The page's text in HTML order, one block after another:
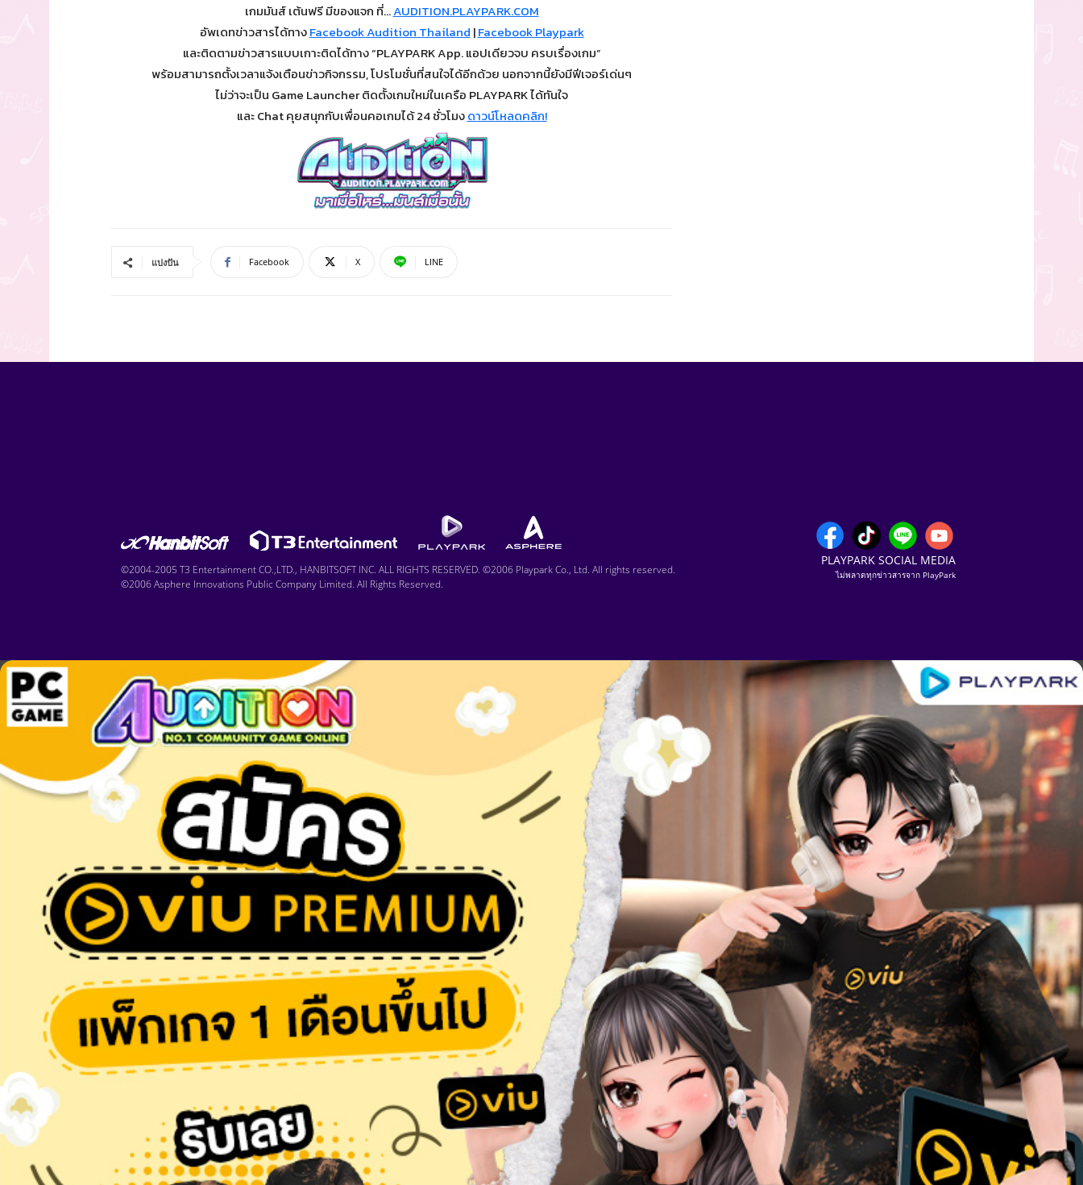
เกมมันส์ เต้นฟรี มีของแจก ที่…AUDITION.PLAYPARK.COM
อัพเดทข่าวสารได้ทางFacebook Audition Thailand |Facebook Playpark
และติดตามข่าวสารแบบเกาะติดได้ทาง “PLAYPARK App. แอปเดียวจบ ครบเรื่องเกม”
พร้อมสามารถตั้งเวลาแจ้งเตือนข่าวกิจกรรม, โปรโมชั่นที่สนใจได้อีกด้วย นอกจากนี้ยังมีฟีเจอร์เด่นๆ
ไม่ว่าจะเป็น Game Launcher ติดตั้งเกมใหม่ในเครือ PLAYPARK ได้ทันใจ
และ Chat คุยสนุกกับเพื่อนคอเกมได้ 24 ชั่วโมงดาวน์โหลดคลิก!
แบ่งปัน Facebook X LINE
PLAYPARK SOCIAL MEDIA
ไม่พลาดทุกข่าวสารจาก PlayPark
©2004-2005 T3 Entertainment CO.,LTD., HANBITSOFT INC. ALL RIGHTS RESERVED. ©2006 Playpark Co., Ltd. All rights reserved.
©2006 Asphere Innovations Public Company Limited. All Rights Reserved.